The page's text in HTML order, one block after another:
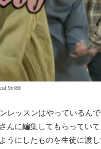
ッスンはやっているんで
んに編集してもらってい
うにしたものを生徒に渡し